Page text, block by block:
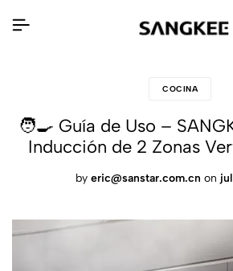
COCINA
🧑‍🍳 Guía de Uso –
Inducción de 2 Zonas
by eric@sanstar.com.cn on